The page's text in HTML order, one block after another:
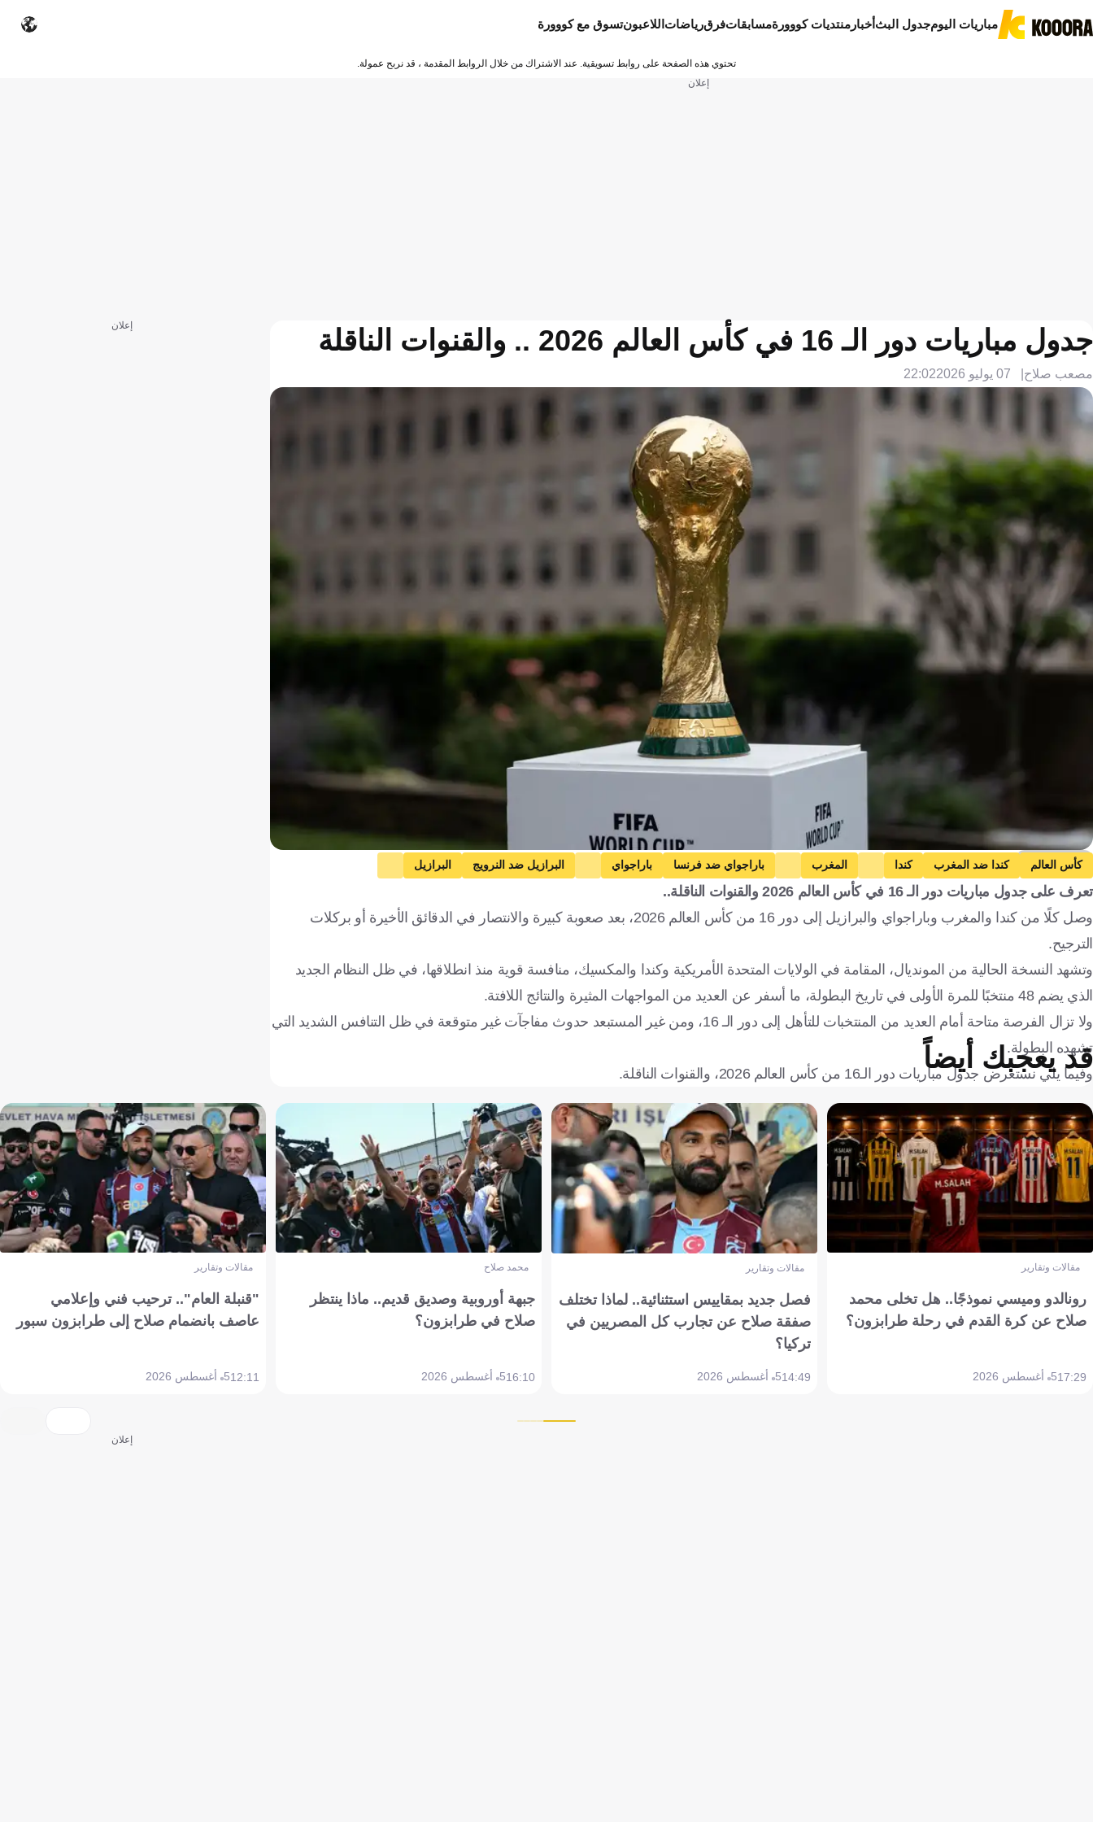
مباريات اليومجدول البثأخبار منتديات كووورةمسابقاتفرقرياضات اللاعبونتسوق مع كووورة
تحتوي هذه الصفحة على روابط تسويقية. عند الاشتراك من خلال الروابط المقدمة ، قد نربح عمولة.
إعلان
جدول مباريات دور الـ 16 في كأس العالم 2026 .. والقنوات الناقلة
مصعب صلاح 07 يوليو 2026 22:02
Getty Images
كأس العالم كندا ضد المغرب كندا المغرب باراجواي ضد فرنسا باراجواي البرازيل ضد النرويج
البرازيل
المكسيك ضد إنجلترا
البرتغال ضد إسبانيا الولايات المتحدة الأمريكية ضد بلجيكا الأرجنتين ضد مصر
فرنسا
المكسيك النرويج البرتغال إسبانيا سويسرا الولايات المتحدة الأمريكية كندا
المغرب
الولايات المتحدة
تعرف على جدول مباريات دور الـ 16 في كأس العالم 2026 والقنوات الناقلة..
وصل كلًا من كندا والمغرب وباراجواي والبرازيل إلى دور 16 من كأس العالم 2026، بعد صعوبة كبيرة والانتصار في الدقائق الأخيرة أو بركلات
الترجيح.
وتشهد النسخة الحالية من المونديال، المقامة في الولايات المتحدة الأمريكية وكندا والمكسيك، منافسة قوية منذ انطلاقها، في ظل النظام الجديد
الذي يضم 48 منتخبًا للمرة الأولى في تاريخ البطولة، ما أسفر عن العديد من المواجهات المثيرة والنتائج اللافتة.
ولا تزال الفرصة متاحة أمام العديد من المنتخبات للتأهل إلى دور الـ 16، ومن غير المستبعد حدوث مفاجآت غير متوقعة في ظل التنافس الشديد التي
تشهده البطولة.
وفيما يلي نستعرض جدول مباريات دور الـ16 من كأس العالم 2026، والقنوات الناقلة.
إعلان
قد يعجبك أيضاً
مقالات وتقارير
رونالدو وميسي نموذجًا.. هل تخلى محمد
صلاح عن كرة القدم في رحلة طرابزون؟
17:295 أغسطس 2026
مقالات وتقارير
فصل جديد بمقاييس استثنائية.. لماذا تختلف
صفقة صلاح عن تجارب كل المصريين في
تركيا؟
14:495 أغسطس 2026
محمد صلاح
جبهة أوروبية وصديق قديم.. ماذا ينتظر
صلاح في طرابزون؟
16:105 أغسطس 2026
مقالات وتقارير
"قنبلة العام".. ترحيب فني وإعلامي
عاصف بانضمام صلاح إلى طرابزون سبور
12:115 أغسطس 2026
إعلان